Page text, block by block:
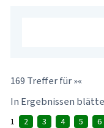
169 Treffer für »«
In Ergebnissen
1 2 3 4 5 6